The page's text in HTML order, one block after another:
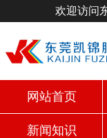
欢迎访问
网站首页
新闻知识